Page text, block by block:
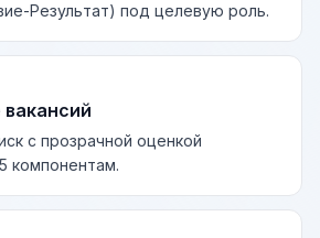
Результат) под целевую роль.
с прозрачной оценкой
компонентам.